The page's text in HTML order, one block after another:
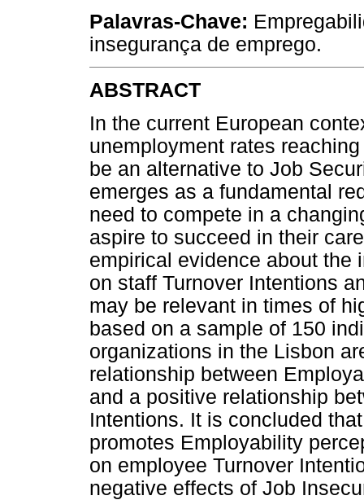
Palavras-Chave:
insegurança de emprego.
ABSTRACT
In the current European
unemployment rates
be an alternative to Job
emerges as a fundamental
need to compete in a
aspire to succeed in their
empirical evidence about the
on staff Turnover Intentions
may be relevant in times of
based on a sample of 150
organizations in the Lisbon
relationship between
and a positive relationship
Intentions. It is concluded
promotes Employability
on employee Turnover
negative effects of Job